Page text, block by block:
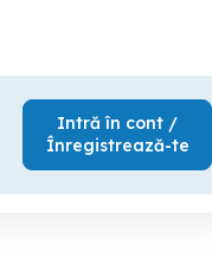
Intră în cont /
Înregistrează-te